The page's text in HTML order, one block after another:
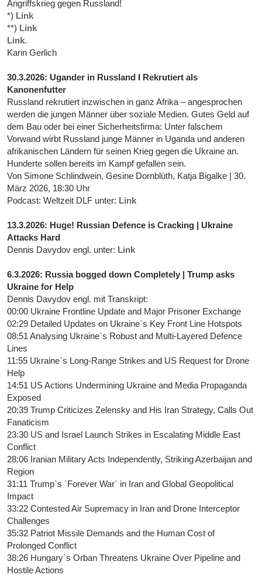
Angriffskrieg gegen Russland!
*) Link
**) Link
Link.
Karin Gerlich
30.3.2026: Ugander in Russland I Rekrutiert als
Kanonenfutter
Russland rekrutiert inzwischen in ganz Afrika – angesprochen
werden die jungen Männer über soziale Medien. Gutes Geld auf
dem Bau oder bei einer Sicherheitsfirma: Unter falschem
Vorwand wirbt Russland junge Männer in Uganda und anderen
afrikanischen Ländern für seinen Krieg gegen die Ukraine an.
Hunderte sollen bereits im Kampf gefallen sein.
Von Simone Schlindwein, Gesine Dornblüth, Katja Bigalke | 30.
März 2026, 18:30 Uhr
Podcast: Weltzeit DLF unter: Link
13.3.2026: Huge! Russian Defence is Cracking | Ukraine
Attacks Hard
Dennis Davydov engl. unter: Link
6.3.2026: Russia bogged down Completely | Trump asks
Ukraine for Help
Dennis Davydov engl. mit Transkript:
00:00 Ukraine Frontline Update and Major Prisoner Exchange
02:29 Detailed Updates on Ukraine`s Key Front Line Hotspots
08:51 Analysing Ukraine`s Robust and Multi-Layered Defence
Lines
11:55 Ukraine`s Long-Range Strikes and US Request for Drone
Help
14:51 US Actions Undermining Ukraine and Media Propaganda
Exposed
20:39 Trump Criticizes Zelensky and His Iran Strategy, Calls Out
Fanaticism
23:30 US and Israel Launch Strikes in Escalating Middle East
Conflict
28:06 Iranian Military Acts Independently, Striking Azerbaijan and
Region
31:11 Trump`s `Forever War` in Iran and Global Geopolitical
Impact
33:22 Contested Air Supremacy in Iran and Drone Interceptor
Challenges
35:32 Patriot Missile Demands and the Human Cost of
Prolonged Conflict
38:26 Hungary`s Orban Threatens Ukraine Over Pipeline and
Hostile Actions